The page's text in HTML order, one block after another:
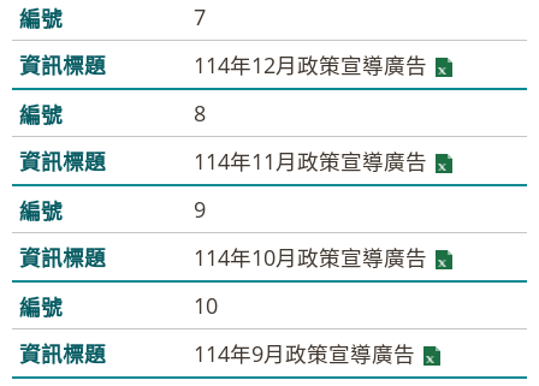
7
114年12月政策宣導廣告
8
114年11月政策宣導廣告
9
114年10月政策宣導廣告
10
114年9月政策宣導廣告